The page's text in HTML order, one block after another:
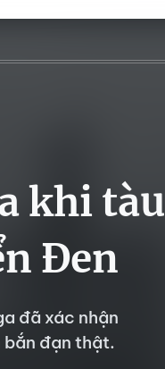
khi tàu
Đen
đã xác nhận
bắn đạn thật.